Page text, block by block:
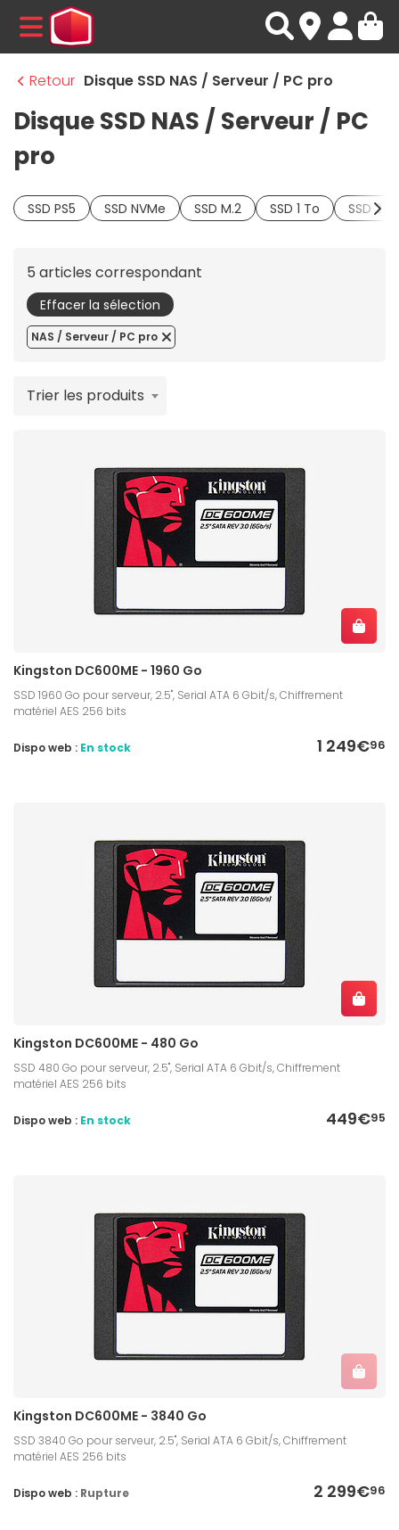
MENU
Retour Disque SSD NAS / Serveur / PC pro
Disque SSD NAS / Serveur / PC
pro
SSD PS5 SSD NVMe SSD M.2 SSD 1 To SSD 2
5 articles correspondant
Effacer la sélection
NAS / Serveur / PC pro
Trier les produits
Kingston DC600ME - 1960 Go
SSD 1960 Go pour serveur, 2.5'', Serial ATA 6 Gbit/s, Chiffrement
matériel AES 256 bits
1 249€96
Dispo web : En stock
Kingston DC600ME - 480 Go
SSD 480 Go pour serveur, 2.5'', Serial ATA 6 Gbit/s, Chiffrement
matériel AES 256 bits
449€95
Dispo web : En stock
Kingston DC600ME - 3840 Go
SSD 3840 Go pour serveur, 2.5'', Serial ATA 6 Gbit/s, Chiffrement
matériel AES 256 bits
2 299€96
Dispo web : Rupture